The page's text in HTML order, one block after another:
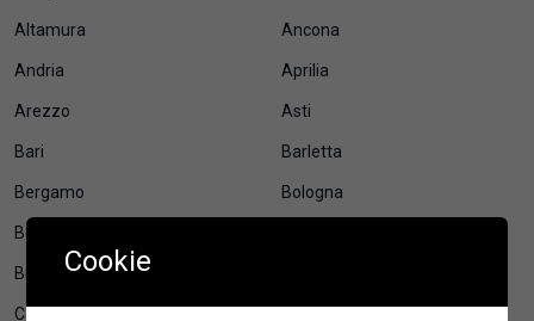
Altamura Ancona
Andria Aprilia
Arezzo Asti
Bari Barletta
Bergamo Bologna
Bolzano
Brindisi
Cagliari
Cookie